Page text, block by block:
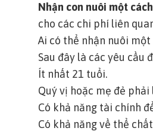
Nhận con nuôi một
cho các chi phí liên
Ai có thể nhận nuôi một
Sau đây là các yêu cầu
Ít nhất 21 tuổi.
Quý vị hoặc mẹ đẻ
Có khả năng tài chính
Có khả năng về thể